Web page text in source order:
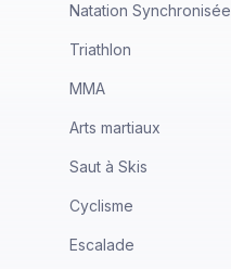
Natation Synchronisée
Triathlon
MMA
Arts martiaux
Saut à Skis
Cyclisme
Escalade